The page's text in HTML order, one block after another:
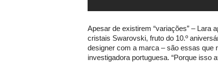
Apesar de existirem “variações” – Lara
cristais Swarovski, fruto do 10.º
designer com a marca – são essas que
investigadora portuguesa. “Porque isso